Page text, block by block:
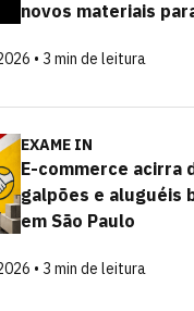
novos materiais
• 3 min de leitura
EXAME IN
E-commerce acirra
galpões e aluguéis
em São Paulo
• 3 min de leitura